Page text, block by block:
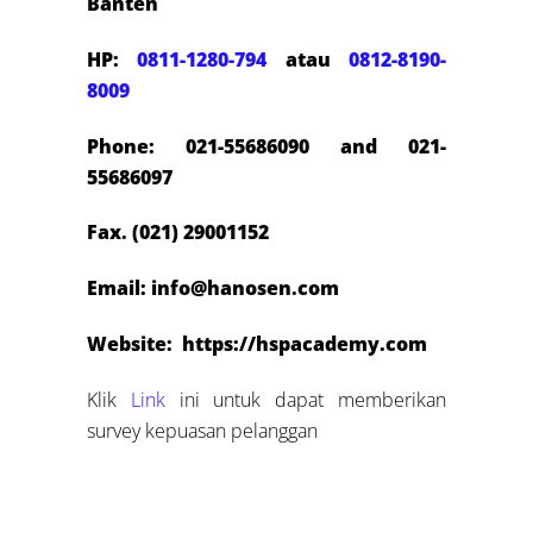
HP:0811-1280-794atau 0812-8190-
8009
Phone: 021-55686090 and 021-
55686097
Fax. (021) 29001152
Email: info@hanosen.com
Website: https://hspacademy.com
Klik Linkini untuk dapat memberikan
survey kepuasan pelanggan